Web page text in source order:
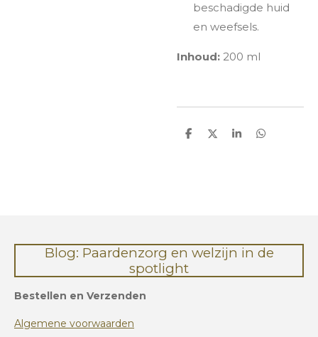
beschadigde huid
en weefsels.
Inhoud: 200 ml
D
D
S
D
Blog: Paardenzorg en welzijn in de
spotlight
Bestellen en Verzenden
Algemene voorwaarden